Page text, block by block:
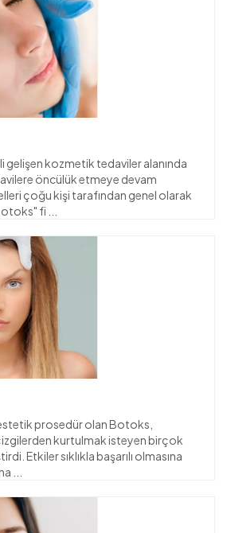
gelişen kozmetik tedaviler alanında
öncülük etmeye devam
çoğu kişi tarafından genel olarak
fi
prosedür olan Botoks,
çizgilerden kurtulmak isteyen birçok
Etkiler sıklıkla başarılı olmasına